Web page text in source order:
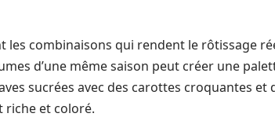
les combinaisons qui rendent le rôtissage
d’une même saison peut créer une
sucrées avec des carottes croquantes
riche et coloré.